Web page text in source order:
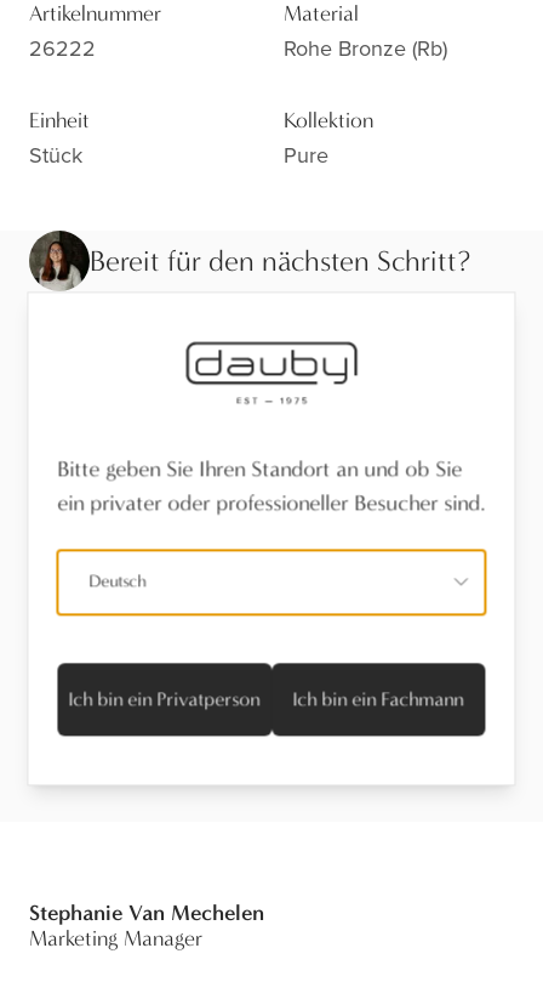
Artikelnummer
26222
Material
Rohe Bronze (rb)
Einheit
Stück
Kollektion
Pure
Bereit für den nächsten Schritt?
lassen Sie sich beraten oder finden Sie einen Händler
Finden Sie einen Händler
Wartung
Stephanie Van Mechelen
Marketing Manager
Bitte geben Sie Ihren Standort an und ob Sie
ein privater oder professioneller Besucher sind.
Deutsch
Ich bin ein Privatperson Ich bin ein Fachmann